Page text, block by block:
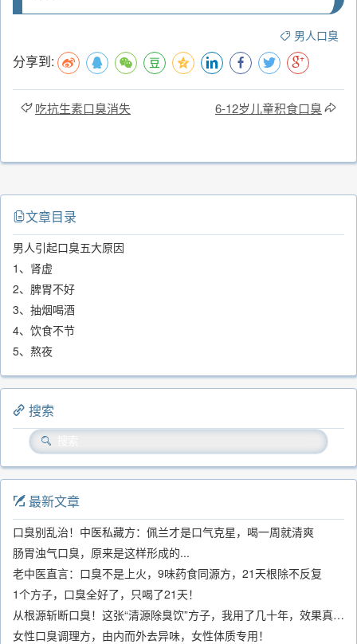
男人口臭
分享到:
吃抗生素口臭消失 6-12岁儿童积食口臭
文章目录
男人引起口臭五大原因
1、肾虚
2、脾胃不好
3、抽烟喝酒
4、饮食不节
5、熬夜
搜索
最新文章
口臭别乱治！中医私藏方：佩兰才是口气克星，喝一周就清爽
肠胃浊气口臭，原来是这样形成的...
老中医直言：口臭不是上火，9味药食同源方，21天根除不反复
1个方子，口臭全好了，只喝了21天！
从根源斩断口臭！这张“清源除臭饮”方子，我用了几十年，效果真不错
女性口臭调理方，由内而外去异味，女性体质专用！